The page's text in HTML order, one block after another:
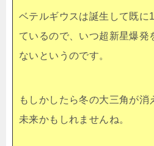
ベテルギウスは誕生して既に
ているので、いつ超新星爆発
ないというのです。
もしかしたら冬の大三角が消
未来かもしれませんね。